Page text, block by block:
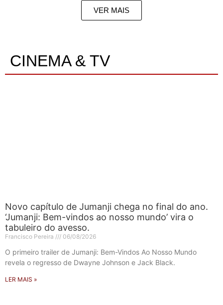
VER MAIS
CINEMA & TV
Novo capítulo de Jumanji chega no final do ano.
‘Jumanji: Bem-vindos ao nosso mundo’ vira o
tabuleiro do avesso.
Francisco Pereira 06/08/2026
O primeiro trailer de Jumanji: Bem-Vindos Ao Nosso Mundo
revela o regresso de Dwayne Johnson e Jack Black.
LER MAIS »